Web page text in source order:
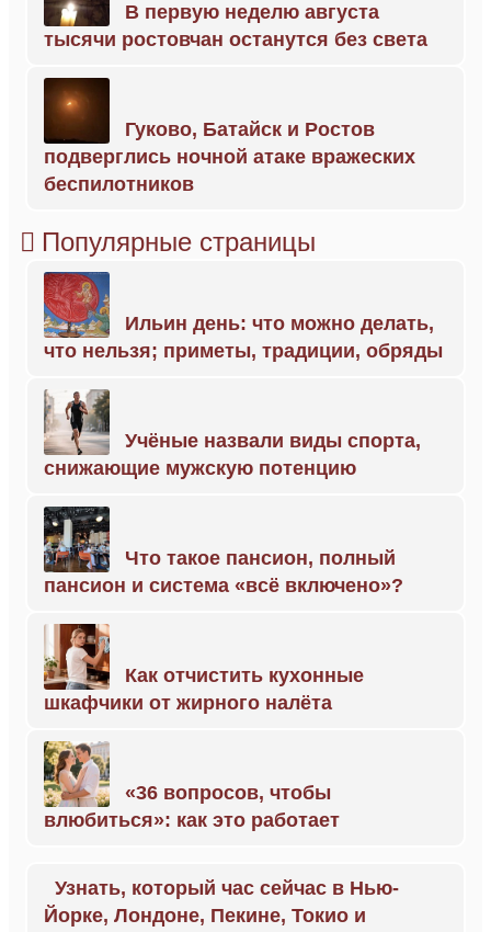
В первую неделю августа
тысячи ростовчан останутся без света
Гуково, Батайск и Ростов
подверглись ночной атаке вражеских
беспилотников
Популярные страницы
Ильин день: что можно делать,
что нельзя; приметы, традиции, обряды
Учёные назвали виды спорта,
снижающие мужскую потенцию
Что такое пансион, полный
пансион и система «всё включено»?
Как отчистить кухонные
шкафчики от жирного налёта
«36 вопросов, чтобы
влюбиться»: как это работает
Узнать, который час сейчас в Нью-
Йорке, Лондоне, Пекине, Токио и